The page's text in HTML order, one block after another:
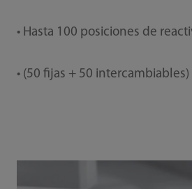
• Hasta 100 posiciones de
• (50 fijas + 50 intercambiables)